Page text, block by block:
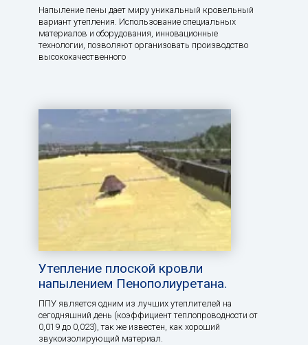
Напыление пены дает миру уникальный кровельный
вариант утепления. Использование специальных
материалов и оборудования, инновационные
технологии, позволяют организовать производство
высококачественного
Утепление плоской кровли
напылением Пенополиуретана.
ППУ является одним из лучших утеплителей на
сегодняшний день (коэффициент теплопроводности от
0,019 до 0,023), так же известен, как хороший
звукоизолирующий материал.